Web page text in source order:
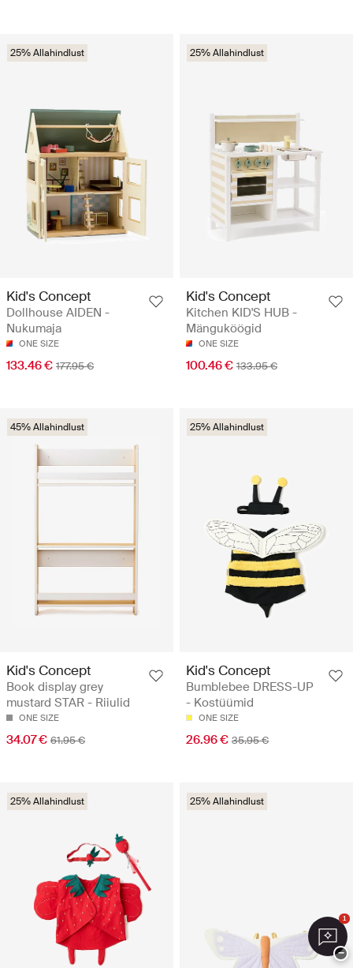
25% Allahindlust
Kid's Concept
Dollhouse AIDEN -
Nukumaja
ONE SIZE
133.46 € 177.95 €
25% Allahindlust
Kid's Concept
Kitchen KID'S HUB -
Mänguköögid
ONE SIZE
100.46 € 133.95 €
45% Allahindlust
Kid's Concept
Book display grey
mustard STAR - Riiulid
ONE SIZE
34.07 € 61.95 €
25% Allahindlust
Kid's Concept
Bumblebee DRESS-UP
- Kostüümid
ONE SIZE
26.96 € 35.95 €
25% Allahindlust 25% Allahindlust
1
−